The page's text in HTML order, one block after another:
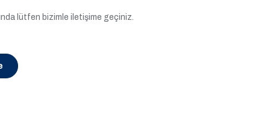
lütfen bizimle iletişime geçiniz.